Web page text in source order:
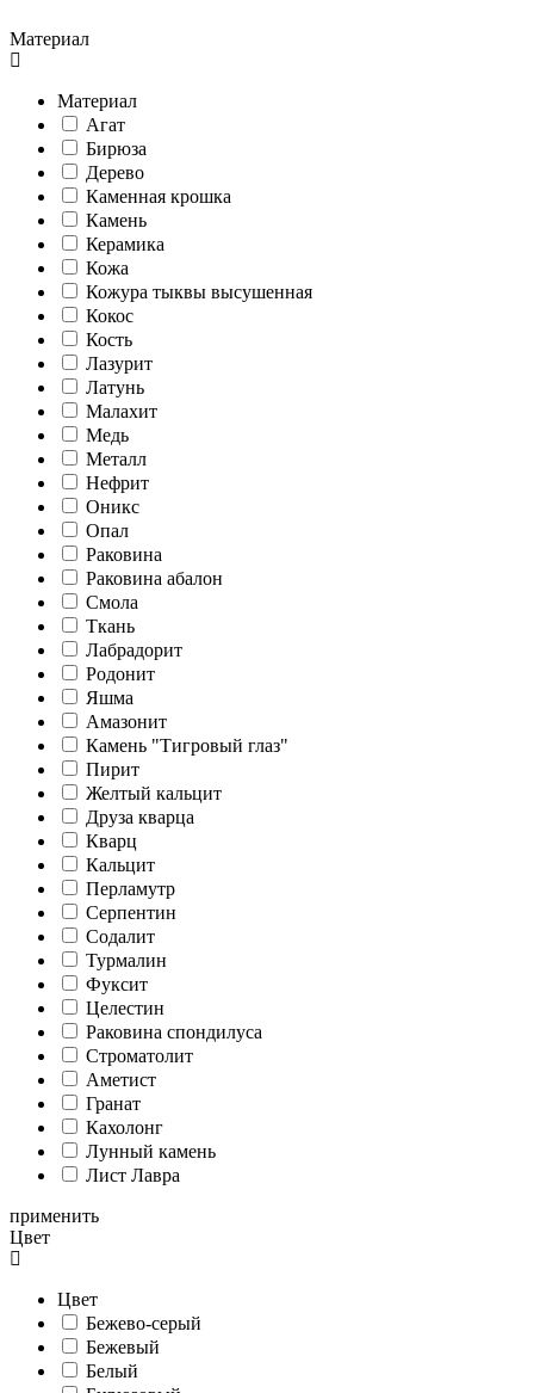
Материал
Материал
Агат
Бирюза
Дерево
Каменная крошка
Камень
Керамика
Кожа
Кожура тыквы высушенная
Кокос
Кость
Лазурит
Латунь
Малахит
Медь
Металл
Нефрит
Оникс
Опал
Раковина
Раковина абалон
Смола
Ткань
Лабрадорит
Родонит
Яшма
Амазонит
Камень "Тигровый глаз"
Пирит
Желтый кальцит
Друза кварца
Кварц
Кальцит
Перламутр
Серпентин
Содалит
Турмалин
Фуксит
Целестин
Раковина спондилуса
Cтроматолит
Аметист
Гранат
Кахолонг
Лунный камень
Лист Лавра
применить
Цвет
Цвет
Бежево-серый
Бежевый
Белый